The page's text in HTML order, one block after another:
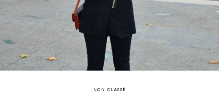
NON CLASSÉ